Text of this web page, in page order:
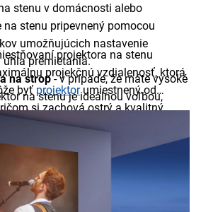
stenu v domácnosti alebo
na stenu pripevnený pomocou
umožňujúcich nastavenie
premietania.
na strop- v prípade, že máte vysoké
na stenu je ideálnou voľbou,
získať viac priestoru na stole
na stenu
- tento typ
rozmery a nižšiu hmotnosť
môžete vziať kamkoľvek so sebou
alebo dovolenku) a umiestniť
projektora na stenu
projekčnú vzdialenosť, ktorá
byť projektorumiestnený od
si zachová ostrý a kvalitný
na stenu preto zohľadnite aj
ho plánujete používať. Bežné
80 až 100 palcový obraz
2 až 3 metre